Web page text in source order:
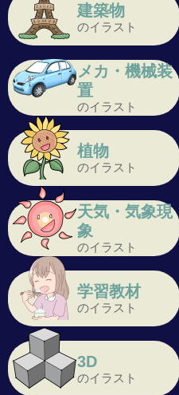
建築物
のイラスト
メカ・機械装
置
のイラスト
植物
のイラスト
天気・気象現
象
のイラスト
学習教材
のイラスト
3D
のイラスト